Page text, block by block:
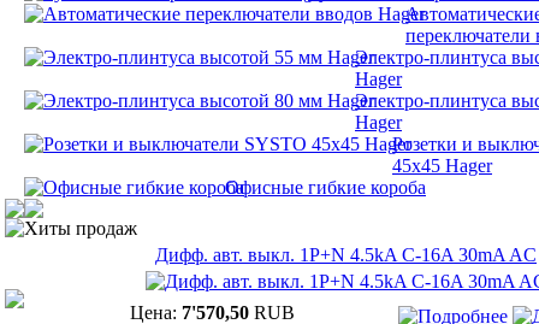
переключатели
Электро-плинтуса
Hager
Электро-плинтуса
Hager
Розетки и
45х45 Hager
Офисные гибкие короба
Хиты продаж
Дифф. авт. выкл. 1P+N 4.5kA C-16A 30mA AC
Цена: 7'570,50 RUB